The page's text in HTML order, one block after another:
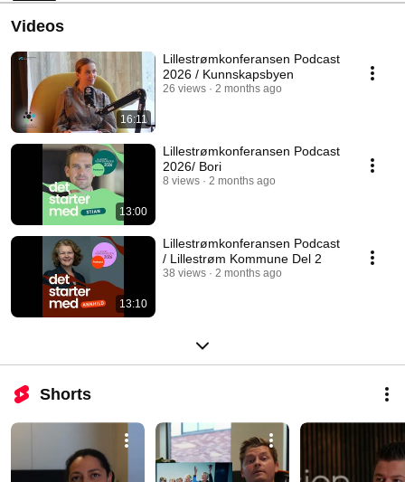
Videos
16:11
Lillestrømkonferansen Podcast
2026 / Kunnskapsbyen
26 views 2 months ago
13:00
Lillestrømkonferansen Podcast
2026/ Bori
8 views 2 months ago
13:10
Lillestrømkonferansen Podcast
/ Lillestrøm Kommune Del 2
38 views 2 months ago
Shorts